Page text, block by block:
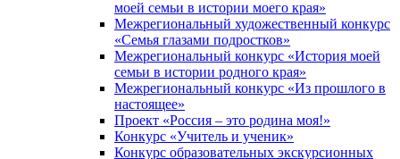
моей семьи в истории моего края»
Межрегиональный художественный конкурс
«Семья глазами подростков»
Межрегиональный конкурс «История моей
семьи в истории родного края»
Межрегиональный конкурс «Из прошлого в
настоящее»
Проект «Россия – это родина моя!»
Конкурс «Учитель и ученик»
Конкурс образовательных экскурсионных